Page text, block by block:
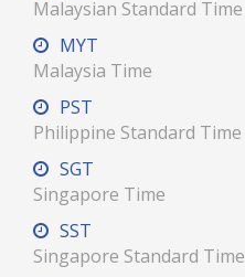
Malaysian Standard Time
MYT
Malaysia Time
PST
Philippine Standard Time
SGT
Singapore Time
SST
Singapore Standard Time